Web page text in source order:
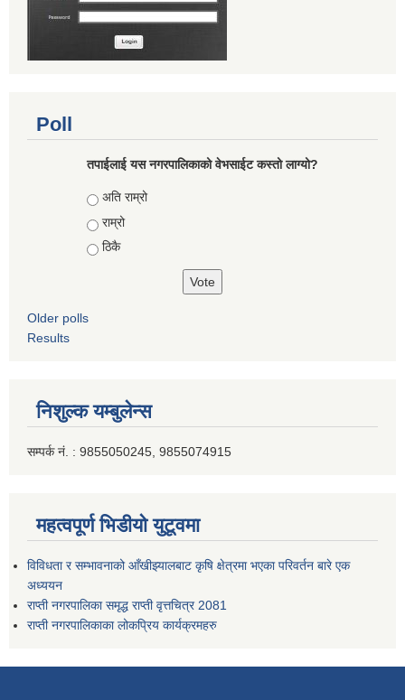
Poll
तपाईलाई यस नगरपालिकाको वेभसाईट कस्तो लाग्यो?
Choices
अति राम्रो
राम्रो
ठिकै
Older polls
Results
निशुल्क यम्बुलेन्स
सम्पर्क नं. : 9855050245, 9855074915
महत्वपूर्ण भिडीयो युटूवमा
विविधता र सम्भावनाको आँखीझ्यालबाट कृषि क्षेत्रमा भएका परिवर्तन बारे एक
अध्ययन
राप्ती नगरपालिका समृद्ध राप्ती वृत्तचित्र 2081
राप्ती नगरपालिकाका लोकप्रिय कार्यक्रमहरु